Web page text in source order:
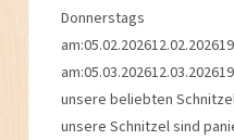
Donnerstags
unsere beliebten
unsere Schnitzel sind